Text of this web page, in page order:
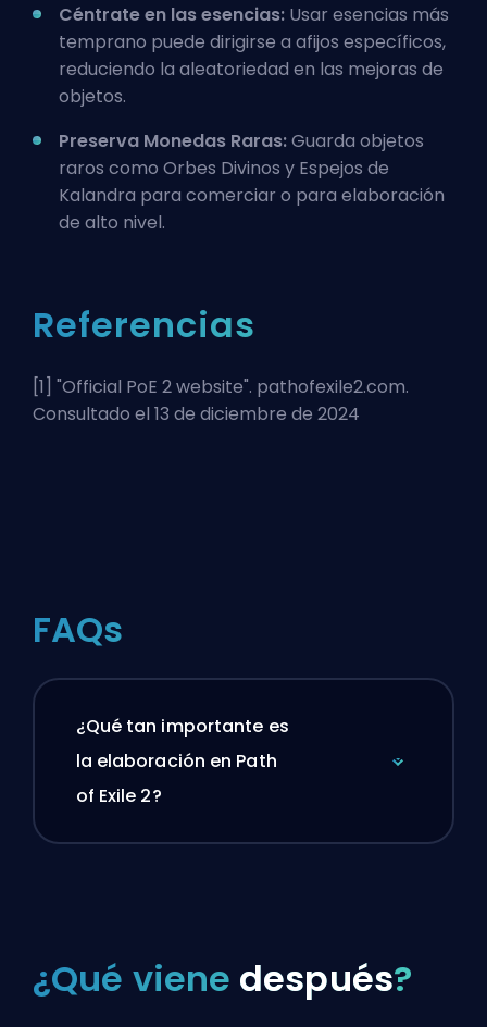
Céntrate en las esencias: Usar esencias más
temprano puede dirigirse a afijos específicos,
reduciendo la aleatoriedad en las mejoras de
objetos.
Preserva Monedas Raras:Guarda objetos
raros como Orbes Divinos y Espejos de
Kalandra para comerciar o para elaboración
de alto nivel.
Referencias
[1] "Official PoE 2 website". pathofexile2.com.
Consultado el 13 de diciembre de 2024
FAQs
¿Qué tan importante es
la elaboración en Path
of Exile 2?
¿Qué viene después?